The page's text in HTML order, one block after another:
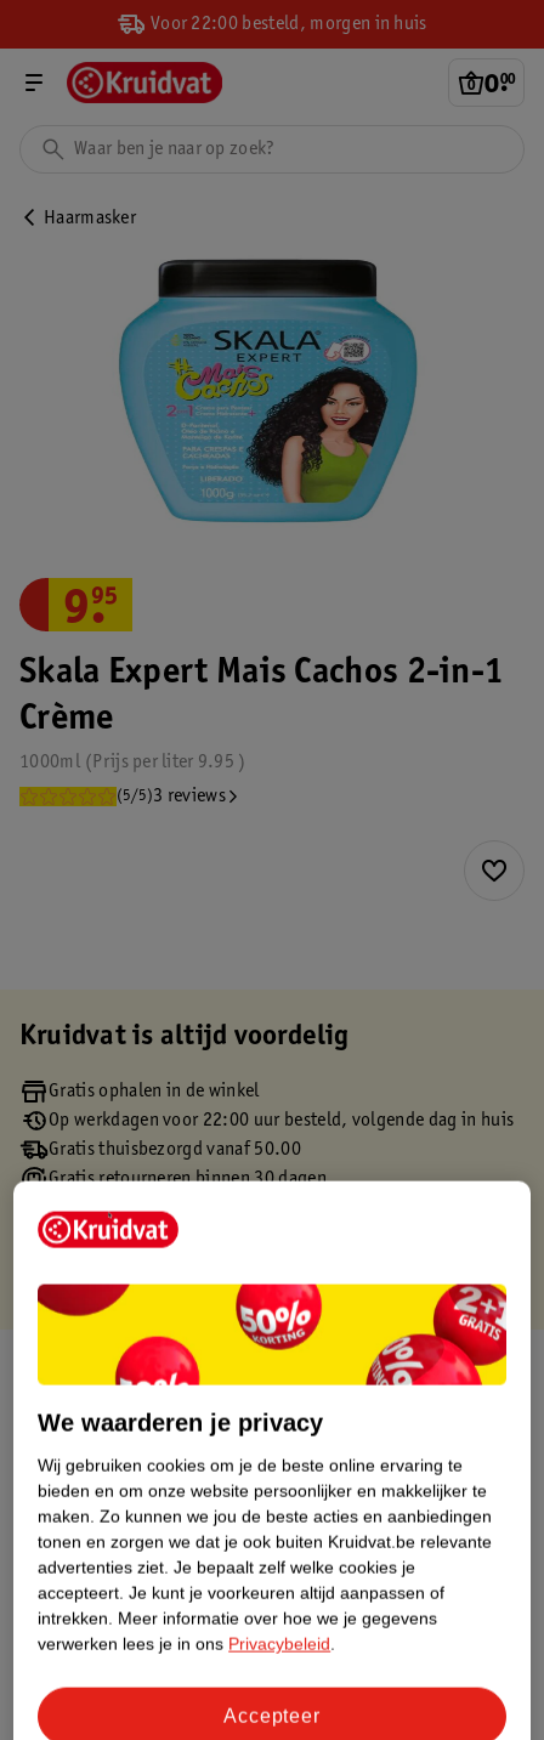
Voor 22:00 besteld, morgen in huis
0.
00
Haarmasker
Skala Expert Mais Cachos 2-in-1
Crème
1000ml 9.95
Prijs per liter
(5/5)3 reviews
9.
95
Kruidvat is altijd voordelig
Gratis ophalen in de winkel
Op werkdagen voor 22:00 uur besteld, volgende dag in huis
Gratis thuisbezorgd vanaf 50.00
Gratis retourneren binnen 30 dagen
Gratis punten met je Kruidvat kaart
Over dit product
Productinformatie
Etiketinformatie
Nature Impact Score
Dit product heeft (nog) geen Nature
Impact Score.
Meer informatie
We waarderen je privacy
Wij gebruiken cookies om je de beste online ervaring te
bieden en om onze website persoonlijker en makkelijker te
maken. Zo kunnen we jou de beste acties en aanbiedingen
tonen en zorgen we dat je ook buiten Kruidvat.be relevante
advertenties ziet. Je bepaalt zelf welke cookies je
accepteert. Je kunt je voorkeuren altijd aanpassen of
intrekken. Meer informatie over hoe we je gegevens
verwerken lees je in ons Privacybeleid.
Accepteer